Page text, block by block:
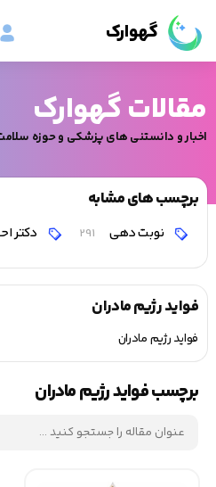
گهوارک
مقالات گهوارک
اخبار و دانستنی های پزشکی و حوزه
برچسب های مشابه
نوبت دهی 291 دکتر
فواید رژیم مادران
فواید رژیم مادران
برچسب فواید رژیم مادران